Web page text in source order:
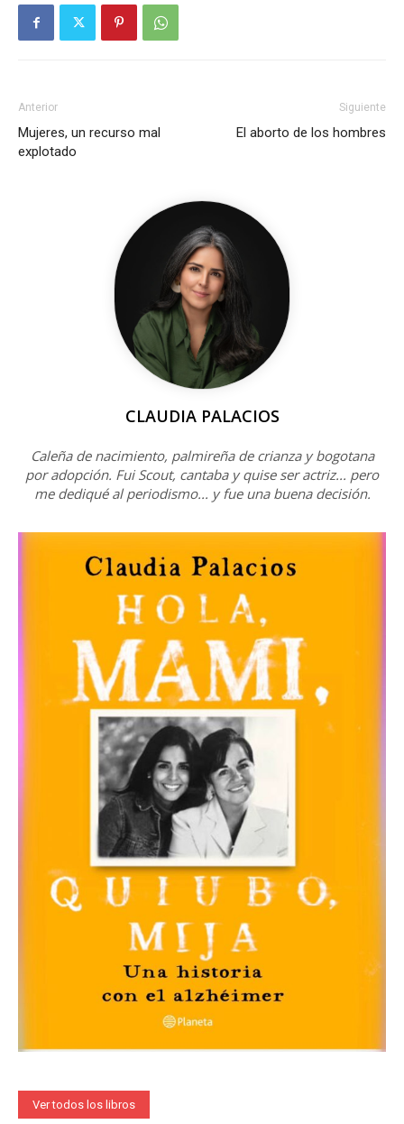
Anterior
Mujeres, un recurso mal
explotado
Siguiente
El aborto de los hombres
CLAUDIA PALACIOS
Caleña de nacimiento, palmireña de crianza y bogotana
por adopción. Fui Scout, cantaba y quise ser actriz... pero
me dediqué al periodismo... y fue una buena decisión.
Ver todos los libros